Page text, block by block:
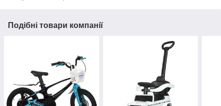
Подібні товари компанії